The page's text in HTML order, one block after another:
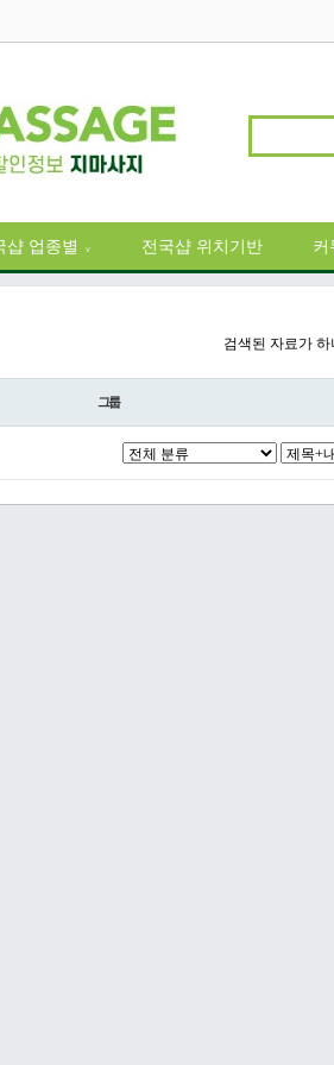
샵 업종별 ∨ 전국샵 위치기반 커
검색된 자료가
그룹
-편하게 사이트로 접속하…